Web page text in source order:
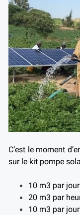
C’est le moment
sur le kit pompe
10 m3 par
20 m3 par
10 m3 par